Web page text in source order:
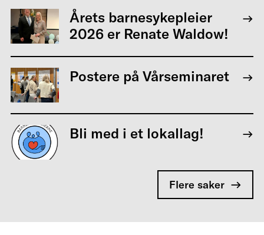
Årets barnesykepleier
2026 er Renate Waldow!
Postere på Vårseminaret
Bli med i et lokallag!
Flere saker